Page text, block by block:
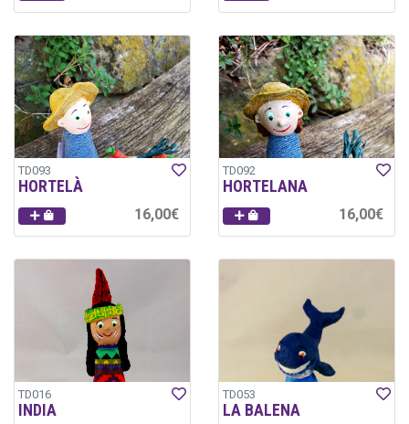
TD093
HORTELÀ
16,00€
TD092
HORTELANA
16,00€
TD016
INDIA
TD053
LA BALENA